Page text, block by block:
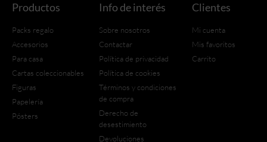
Productos
Packs regalo
Accesorios
Para casa
Cartas coleccionables
Figuras
Papelería
Pósters
Info de interés
Sobre nosotros
Contactar
Política de privacidad
Política de cookies
Términos y condiciones
de compra
Derecho de
desestimiento
Devoluciones
Clientes
Mi cuenta
Mis favoritos
Carrito